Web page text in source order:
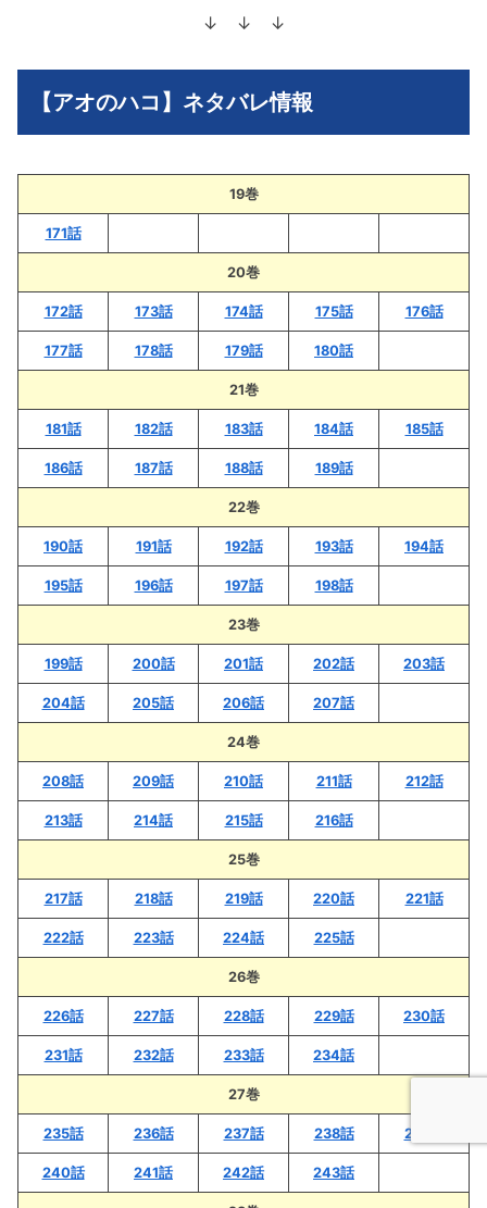
↓ ↓ ↓
【アオのハコ】ネタバレ情報
19巻
171話
20巻
172話 173話 174話 175話 176話
177話 178話 179話 180話
21巻
181話 182話 183話 184話 185話
186話 187話 188話 189話
22巻
190話 191話 192話 193話 194話
195話 196話 197話 198話
23巻
199話 200話 201話 202話 203話
204話 205話 206話 207話
24巻
208話 209話 210話 211話 212話
213話 214話 215話 216話
25巻
217話 218話 219話 220話 221話
222話 223話 224話 225話
26巻
226話 227話 228話 229話 230話
231話 232話 233話 234話
27巻
235話 236話 237話 238話 239話
240話 241話 242話 243話